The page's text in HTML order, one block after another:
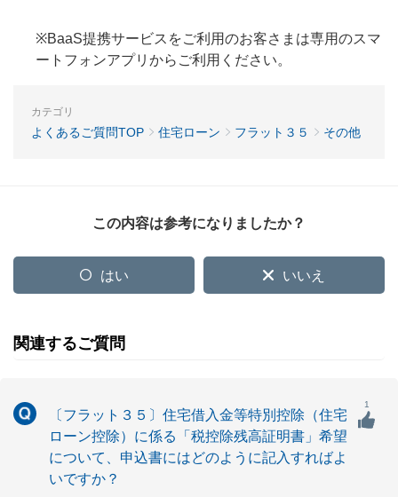
※BaaS提携サービスをご利用のお客さまは専用のスマ
ートフォンアプリからご利用ください。
カテゴリ
よくあるご質問TOP 住宅ローン フラット３５ その他
この内容は参考になりましたか？
はい いいえ
関連するご質問
〔フラット３５〕住宅借入金等特別控除（住宅
ローン控除）に係る「税控除残高証明書」希望
について、申込書にはどのように記入すればよ
いですか？
1